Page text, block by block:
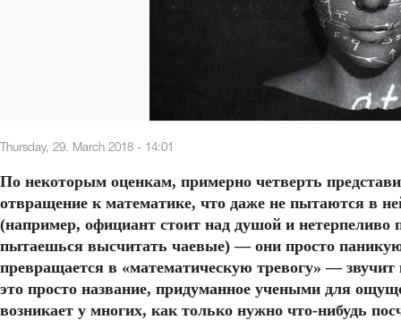
Thursday, 29. March 2018 - 14:01
По некоторым оценкам, примерно четверть
отвращение к математике, что даже не пытаются в
(например, официант стоит над душой и нетерпеливо
пытаешься высчитать чаевые) — они просто
превращается в «математическую тревогу» —
это просто название, придуманное учеными для
возникает у многих, как только нужно что-нибудь